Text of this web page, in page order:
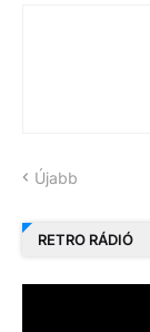
Újabb
RETRO RÁDIÓ